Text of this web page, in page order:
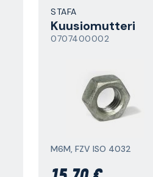
STAFA
Kuusiomutteri
0707400002
M6M, FZV ISO 4032